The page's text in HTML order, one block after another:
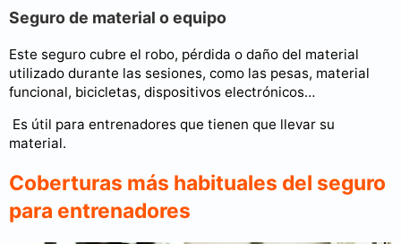
Seguro de material o equipo
Este seguro cubre el robo, pérdida o daño del material
utilizado durante las sesiones, como las pesas, material
funcional, bicicletas, dispositivos electrónicos…
Es útil para entrenadores que tienen que llevar su
material.
Coberturas más habituales del seguro
para entrenadores